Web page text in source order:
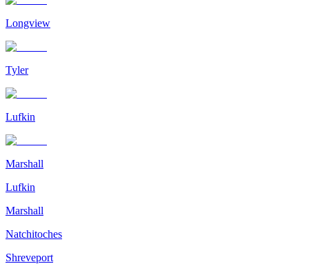
Longview
Tyler
Lufkin
Marshall
Lufkin
Marshall
Natchitoches
Shreveport